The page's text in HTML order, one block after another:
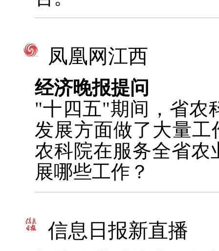
凤凰网江西
经济晚报提问
"十四五"期间，省农
发展方面做了大量
农科院在服务全省农
展哪些工作？
信息日报新直播